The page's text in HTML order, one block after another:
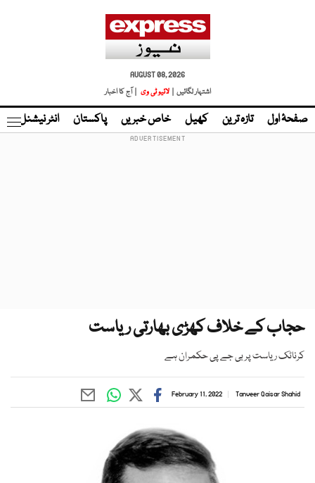
AUGUST 08, 2026
اشتہار لگائیں |
لائیو ٹی وی | آج کا اخبار
صفحۂ اول تازہ ترین کھیل خاص خبریں پاکستان انٹر نیشنل
حجاب کے خلاف کھڑی بھارتی ریاست
کرناٹک ریاست پر بی جے پی حکمران ہے
Tanveer Qaisar Shahid
February 11, 2022